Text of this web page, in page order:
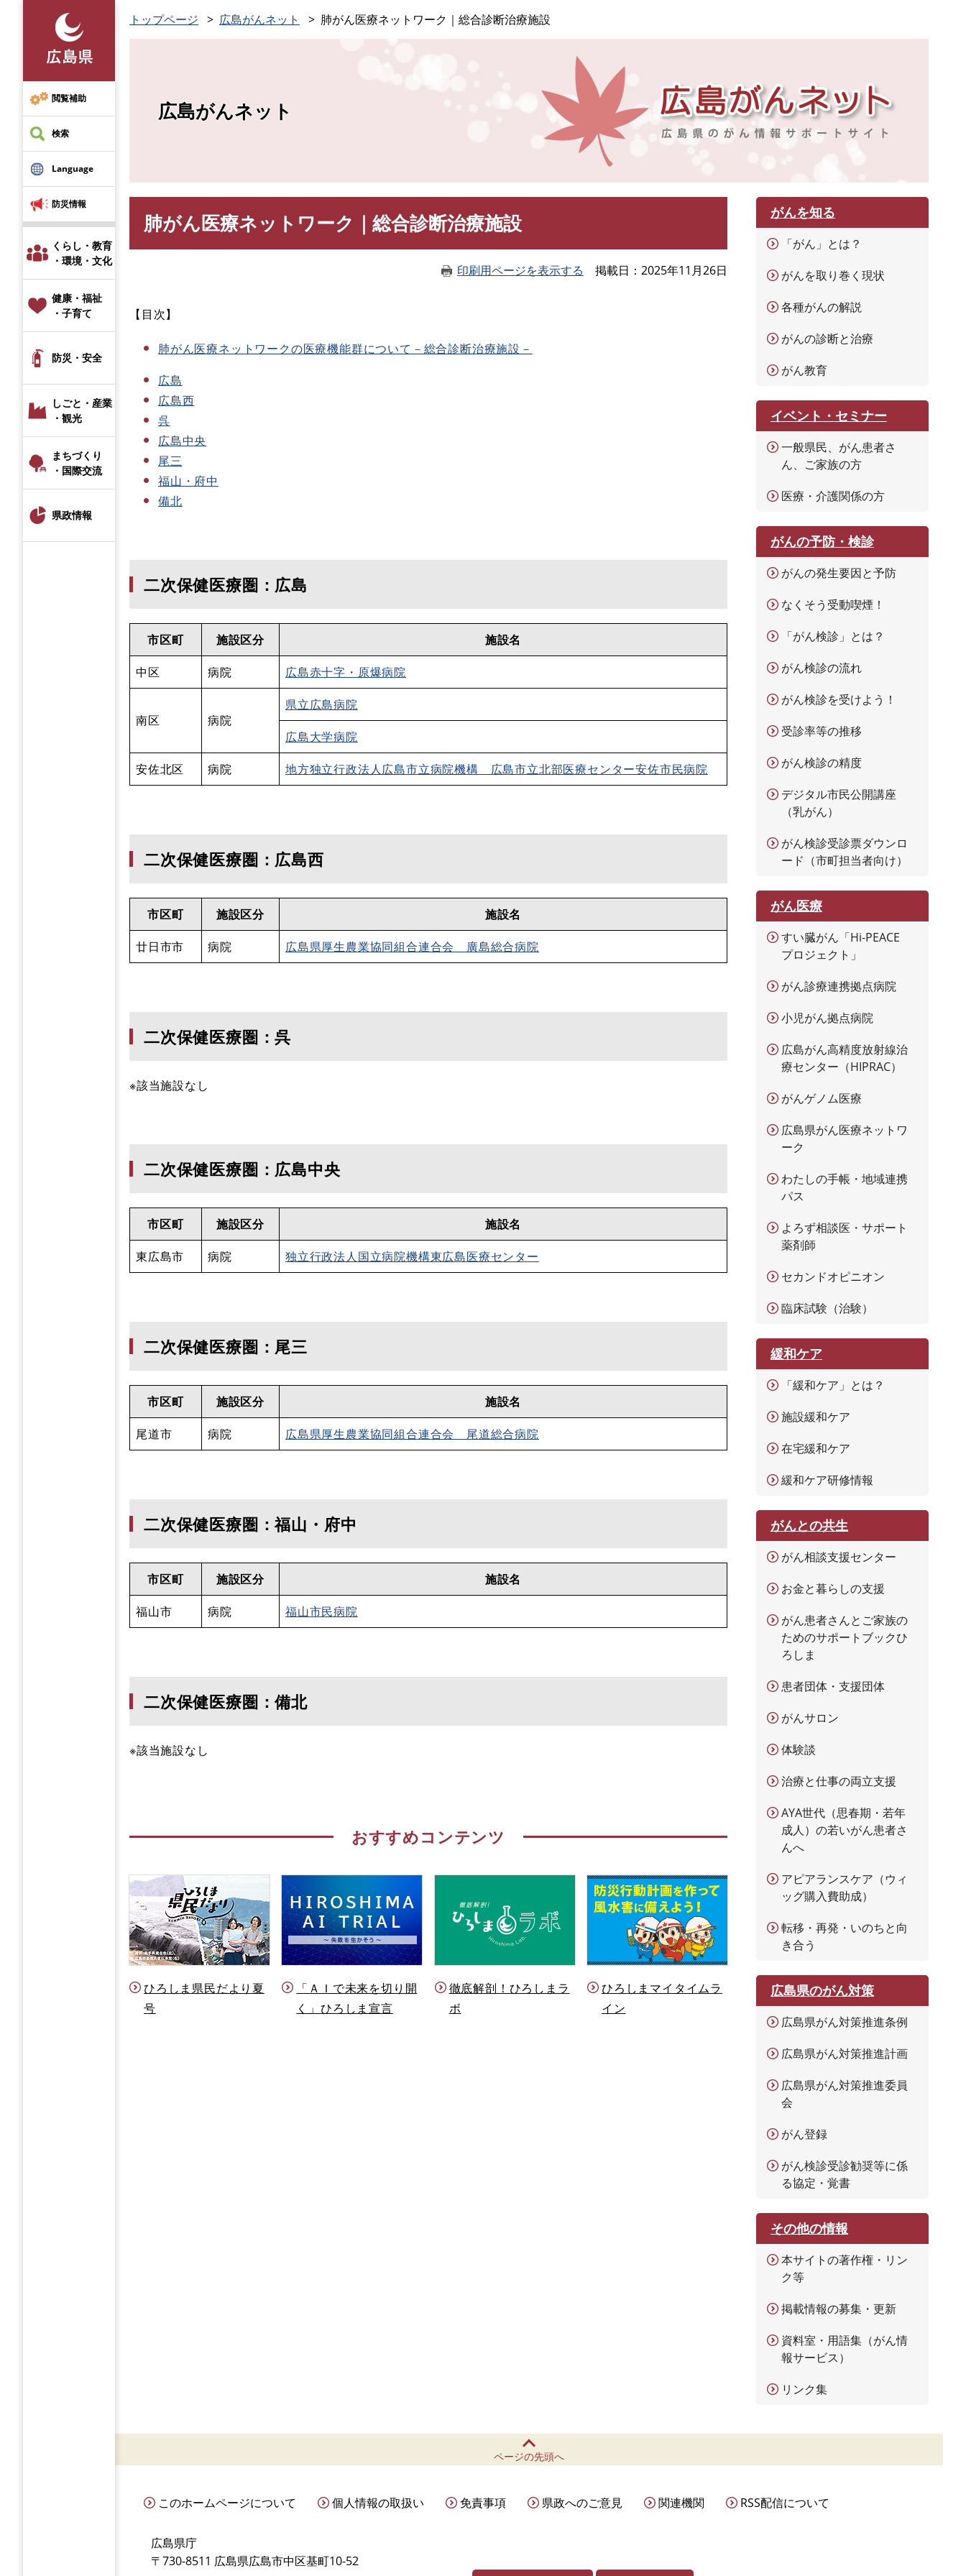
先
頭
で
す
閲覧補助
検索
Language
防災情報
くらし・教育
・環境・文化
健康・福祉
・子育て
防災・安全
しごと・産業
・観光
まちづくり
・国際交流
県政情報
トップページ 広島がんネット 肺がん医療ネットワーク｜総合診断治療施設
広島がんネット
肺がん医療ネットワーク｜総合診断治療施設
印刷用ページを表示する 掲載日 2025年11月26日
【目次】
肺がん医療ネットワークの医療機能群について－総合診断治療施設－
広島
広島西
呉
広島中央
尾三
福山・府中
備北
二次保健医療圏：広島
市区町 施設区分 施設名
中区 病院 広島赤十字・原爆病院
南区 病院
県立広島病院
広島大学病院
安佐北区 病院 地方独立行政法人広島市立病院機構 広島市立北部医療センター安佐市民病院
二次保健医療圏：広島西
市区町 施設区分 施設名
廿日市市 病院 広島県厚生農業協同組合連合会 廣島総合病院
二次保健医療圏：呉
※該当施設なし
二次保健医療圏：広島中央
市区町 施設区分 施設名
東広島市 病院 独立行政法人国立病院機構東広島医療センター
二次保健医療圏：尾三
市区町 施設区分 施設名
尾道市 病院 広島県厚生農業協同組合連合会 尾道総合病院
二次保健医療圏：福山・府中
市区町 施設区分 施設名
福山市 病院 福山市民病院
二次保健医療圏：備北
※該当施設なし
おすすめコンテンツ
ひろしま県民だより夏
号
「ＡＩで未来を切り開
く」ひろしま宣言
徹底解剖！ひろしまラ
ボ
ひろしまマイタイムラ
イン
がんを知る
「がん」とは？
がんを取り巻く現状
各種がんの解説
がんの診断と治療
がん教育
イベント・セミナー
一般県民、がん患者さ
ん、ご家族の方
医療・介護関係の方
がんの予防・検診
がんの発生要因と予防
なくそう受動喫煙！
「がん検診」とは？
がん検診の流れ
がん検診を受けよう！
受診率等の推移
がん検診の精度
デジタル市民公開講座
（乳がん）
がん検診受診票ダウンロ
ード（市町担当者向け）
がん医療
すい臓がん「Hi-PEACE
プロジェクト」
がん診療連携拠点病院
小児がん拠点病院
広島がん高精度放射線治
療センター（HIPRAC）
がんゲノム医療
広島県がん医療ネットワ
ーク
わたしの手帳・地域連携
パス
よろず相談医・サポート
薬剤師
セカンドオピニオン
臨床試験（治験）
緩和ケア
「緩和ケア」とは？
施設緩和ケア
在宅緩和ケア
緩和ケア研修情報
がんとの共生
がん相談支援センター
お金と暮らしの支援
がん患者さんとご家族の
ためのサポートブックひ
ろしま
患者団体・支援団体
がんサロン
体験談
治療と仕事の両立支援
AYA世代（思春期・若年
成人）の若いがん患者さ
んへ
アピアランスケア（ウィ
ッグ購入費助成）
転移・再発・いのちと向
き合う
広島県のがん対策
広島県がん対策推進条例
広島県がん対策推進計画
広島県がん対策推進委員
会
がん登録
がん検診受診勧奨等に係
る協定・覚書
その他の情報
本サイトの著作権・リン
ク等
掲載情報の募集・更新
資料室・用語集（がん情
報サービス）
リンク集
ページの先頭へ
このホームページについて 個人情報の取扱い 免責事項 県政へのご意見 関連機関 RSS配信について
広島県庁
〒730-8511 広島県広島市中区基町10-52